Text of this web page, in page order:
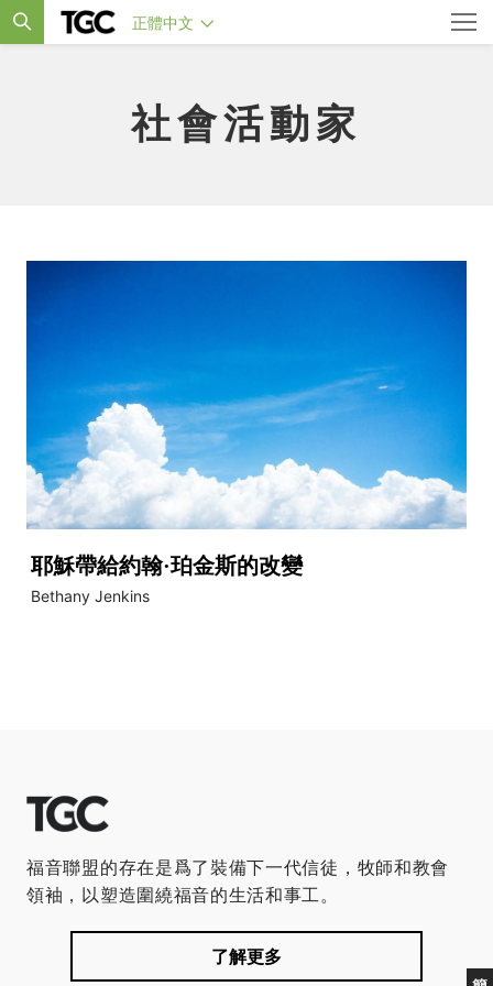
正體中文
社會活動家
耶穌帶給約翰·珀金斯的改變
Bethany Jenkins
福音聯盟的存在是爲了裝備下一代信徒，牧師和教會
領袖，以塑造圍繞福音的生活和事工。
了解更多